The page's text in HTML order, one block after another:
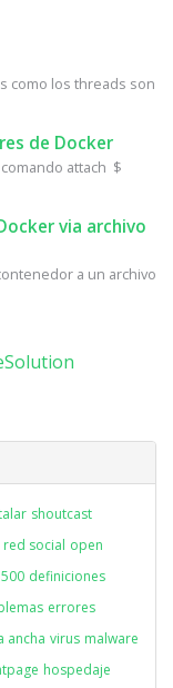
como los threads son
de Docker
attach $
via archivo
a un archivo
shoutcast
red social open
500 definiciones
errores
ancha virus malware
hospedaje